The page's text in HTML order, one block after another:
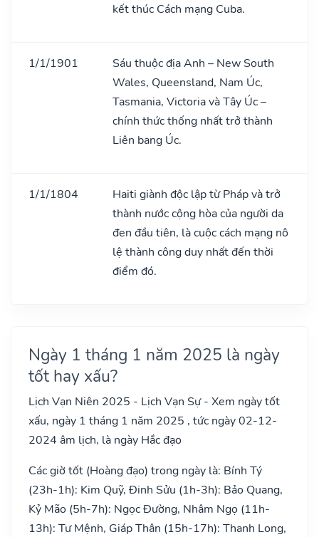
kết thúc Cách mạng Cuba.
1/1/1901
Sáu thuộc địa Anh – New South
Wales, Queensland, Nam Úc,
Tasmania, Victoria và Tây Úc –
chính thức thống nhất trở thành
Liên bang Úc.
1/1/1804
Haiti giành độc lập từ Pháp và trở
thành nước cộng hòa của người da
đen đầu tiên, là cuộc cách mạng nô
lệ thành công duy nhất đến thời
điểm đó.
Ngày 1 tháng 1 năm 2025 là ngày
tốt hay xấu?
Lịch Vạn Niên 2025 - Lịch Vạn Sự - Xem ngày tốt
xấu, ngày 1 tháng 1 năm 2025 , tức ngày 02-12-
2024 âm lịch, là ngày Hắc đạo
Các giờ tốt (Hoàng đạo) trong ngày là: Bính Tý
(23h-1h): Kim Quỹ, Đinh Sửu (1h-3h): Bảo Quang,
Kỷ Mão (5h-7h): Ngọc Đường, Nhâm Ngọ (11h-
13h): Tư Mệnh, Giáp Thân (15h-17h): Thanh Long,